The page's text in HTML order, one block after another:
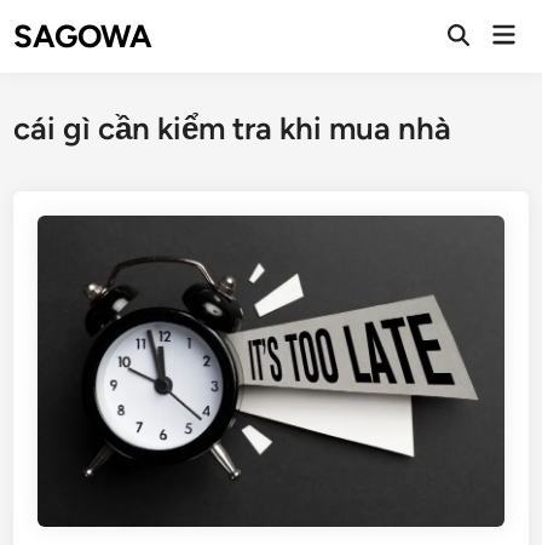
SAGOWA
cái gì cần kiểm tra khi mua nhà